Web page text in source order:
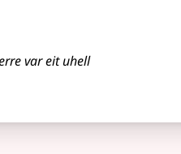
var eit uhell